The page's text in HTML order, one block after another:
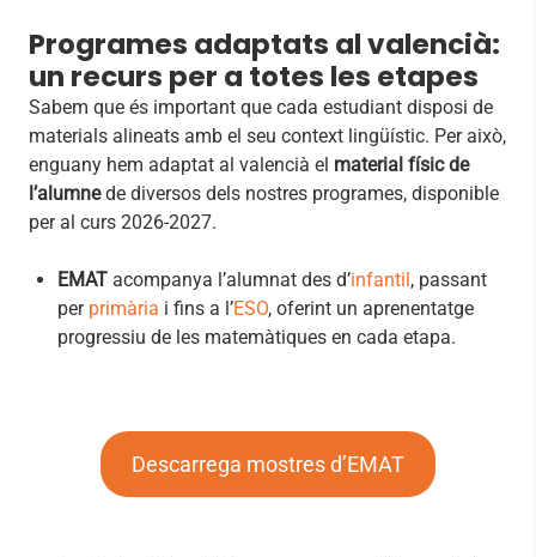
Programes adaptats al valencià:
un recurs per a totes les etapes
Sabem que és important que cada estudiant disposi de
materials alineats amb el seu context lingüístic. Per això,
enguany hem adaptat al valencià el material físic de
l’alumnede diversos dels nostres programes, disponible
per al curs 2026-2027.
EMAT acompanya l’alumnat des d’infantil, passant
per primària i fins a l’ESO, oferint un aprenentatge
progressiu de les matemàtiques en cada etapa.
Descarrega mostres d’EMAT